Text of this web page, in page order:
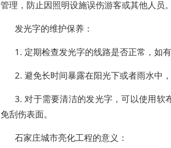
管理，防止因照明设施误伤游客或其他人员。
发光字的维护保养：
1. 定期检查发光字的线路是否正常，如
2. 避免长时间暴露在阳光下或者雨水中
3. 对于需要清洁的发光字，可以使用软
免刮伤表面。
石家庄城市亮化工程的意义：